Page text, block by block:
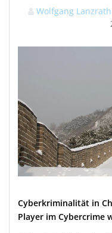
Wolfgang Lanzrath
Cyberkriminalität in
Player im Cybercrime